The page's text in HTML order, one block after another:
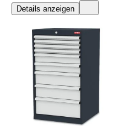
Details anzeigen